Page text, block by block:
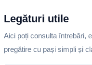
Legături utile
Aici poți consulta întrebări,
pregătire cu pași simpli și